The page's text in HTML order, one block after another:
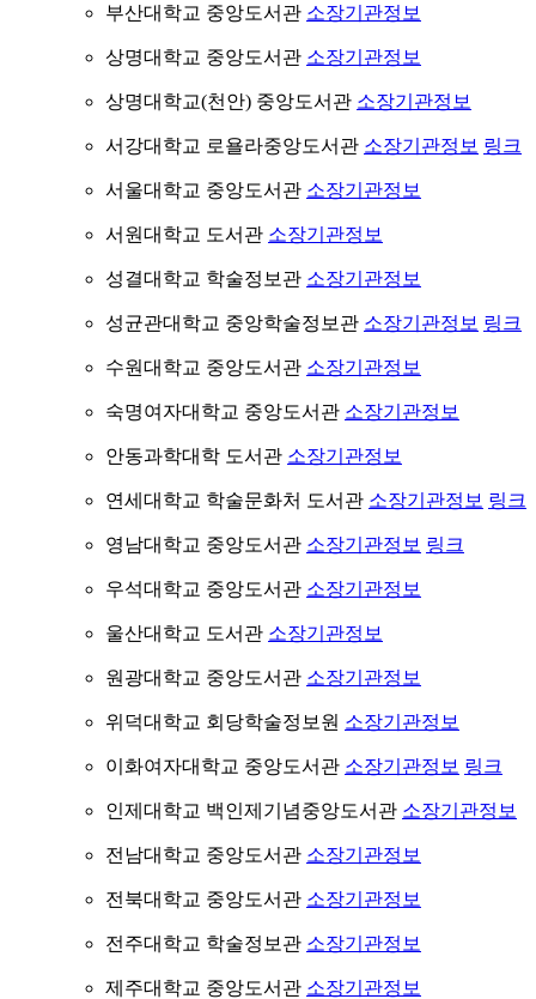
부산대학교 중앙도서관 소장기관정보
상명대학교 중앙도서관 소장기관정보
상명대학교(천안) 중앙도서관 소장기관정보
서강대학교 로욜라중앙도서관 소장기관정보 링크
서울대학교 중앙도서관 소장기관정보
서원대학교 도서관 소장기관정보
성결대학교 학술정보관 소장기관정보
성균관대학교 중앙학술정보관 소장기관정보 링크
수원대학교 중앙도서관 소장기관정보
숙명여자대학교 중앙도서관 소장기관정보
안동과학대학 도서관 소장기관정보
연세대학교 학술문화처 도서관 소장기관정보 링크
영남대학교 중앙도서관 소장기관정보 링크
우석대학교 중앙도서관 소장기관정보
울산대학교 도서관 소장기관정보
원광대학교 중앙도서관 소장기관정보
위덕대학교 회당학술정보원 소장기관정보
이화여자대학교 중앙도서관 소장기관정보 링크
인제대학교 백인제기념중앙도서관 소장기관정보
전남대학교 중앙도서관 소장기관정보
전북대학교 중앙도서관 소장기관정보
전주대학교 학술정보관 소장기관정보
제주대학교 중앙도서관 소장기관정보